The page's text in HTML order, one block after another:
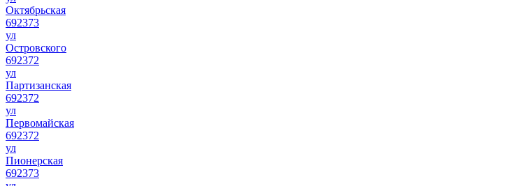
Октябрьская
692373
ул
Островского
692372
ул
Партизанская
692372
ул
Первомайская
692372
ул
Пионерская
692373